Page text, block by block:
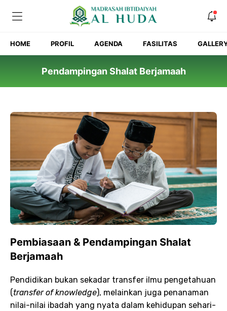
HOME PROFIL AGENDA FASILITAS
Pendampingan Shalat Berjamaah
Pembiasaan & Pendampingan Shalat
Berjamaah
Pendidikan bukan sekadar transfer ilmu pengetahuan
(transfer of knowledge), melainkan juga penanaman
nilai-nilai ibadah yang nyata dalam kehidupan sehari-